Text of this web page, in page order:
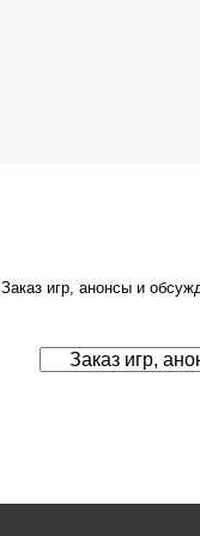
Заказ игр, анонсы и